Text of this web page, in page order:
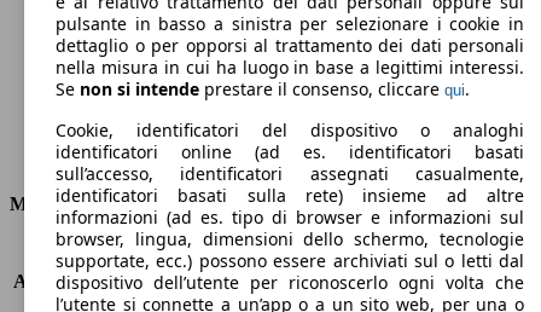
Consumi
Motore e Prestazioni
KW (PS)
125 kW (170 PS)
Accelerazione (0-100 km/h)
11.1s
pulsante in basso a sinistra per selezionare i cookie in
dettaglio o per opporsi al trattamento dei dati personali
nella misura in cui ha luogo in base a legittimi interessi.
Se non si intende prestare il consenso, cliccare qui.
Cookie, identificatori del dispositivo o analoghi
identificatori online (ad es. identificatori basati
sull’accesso, identificatori assegnati casualmente,
identificatori basati sulla rete) insieme ad altre
informazioni (ad es. tipo di browser e informazioni sul
browser, lingua, dimensioni dello schermo, tecnologie
supportate, ecc.) possono essere archiviati sul o letti dal
dispositivo dell’utente per riconoscerlo ogni volta che
l’utente si connette a un’app o a un sito web, per una o